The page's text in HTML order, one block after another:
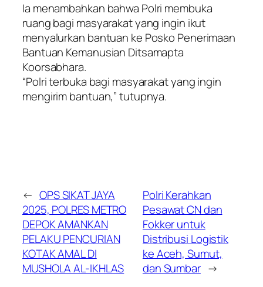
Ia menambahkan bahwa Polri membuka
ruang bagi masyarakat yang ingin ikut
menyalurkan bantuan ke Posko Penerimaan
Bantuan Kemanusian Ditsamapta
Koorsabhara.
“Polri terbuka bagi masyarakat yang ingin
mengirim bantuan,” tutupnya.
← OPS SIKAT JAYA
2025, POLRES METRO
DEPOK AMANKAN
PELAKU PENCURIAN
KOTAK AMAL DI
MUSHOLA AL-IKHLAS
Polri Kerahkan
Pesawat CN dan
Fokker untuk
Distribusi Logistik
ke Aceh, Sumut,
dan Sumbar →